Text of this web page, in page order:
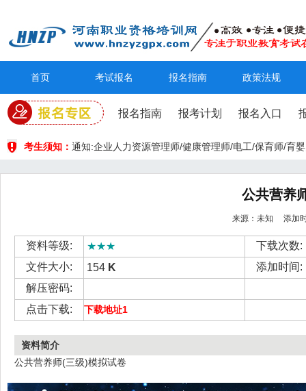
首页 考试报名 报名指南 政策法规
报名指南 报考计划 报名入口
考生须知： 通知:企业人力资源管理师/健康管理师/电工/保育师/育
公共营养
来源：未知 添加
资料等级: ★★★
下载次数:
文件大小:
154 K
添加时间:
解压密码:
点击下载:
下载地址1
资料简介
公共营养师(三级)模拟试卷